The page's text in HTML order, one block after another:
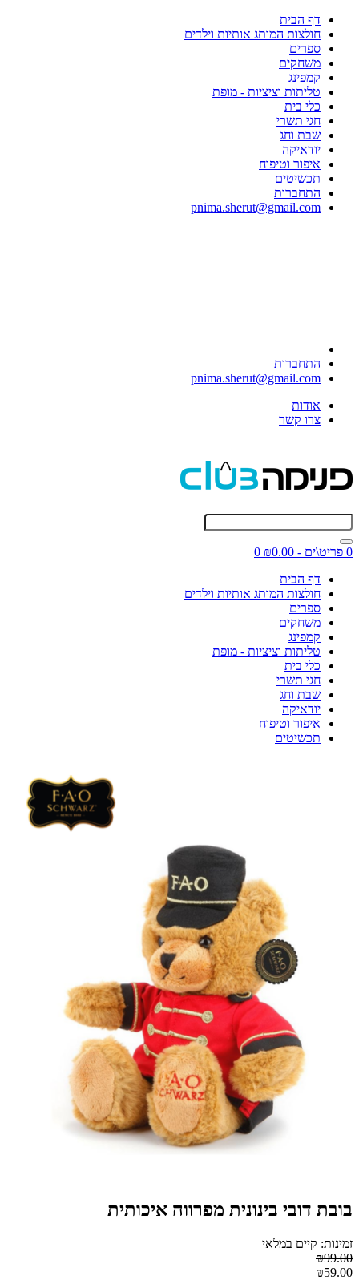
דף הבית
חולצות המותג אותיות וילדים
ספרים
משחקים
קמפינג
טליתות וציציות - מופת
כלי בית
חגי תשרי
שבת וחג
יודאיקה
איפור וטיפוח
תכשיטים
התחברות
pnima.sherut@gmail.com
התחברות
pnima.sherut@gmail.com
אודות
צרו קשר
0 פריט\ים - ₪0.00
0
דף הבית
חולצות המותג אותיות וילדים
ספרים
משחקים
קמפינג
טליתות וציציות - מופת
כלי בית
חגי תשרי
שבת וחג
יודאיקה
איפור וטיפוח
תכשיטים
בובת דובי בינונית מפרווה איכותית
זמינות: קיים במלאי
₪99.00
₪59.00